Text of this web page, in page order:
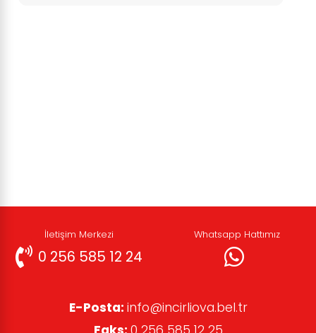
İletişim Merkezi
0 256 585 12 24
Whatsapp Hattımız
E-Posta: info@incirliova.bel.tr